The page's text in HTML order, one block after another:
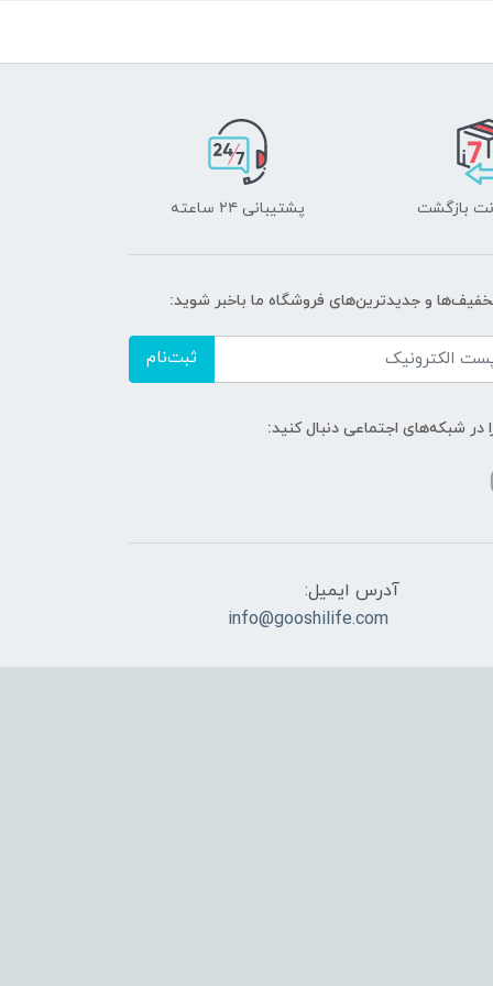
پشتیبانی ۲۴ ساعته
و جدیدترین‌های فروشگاه ما باخبر شوید:
ثبت‌نام
در شبکه‌های اجتماعی دنبال کنید:
آدرس ایمیل:
info@gooshilife.com